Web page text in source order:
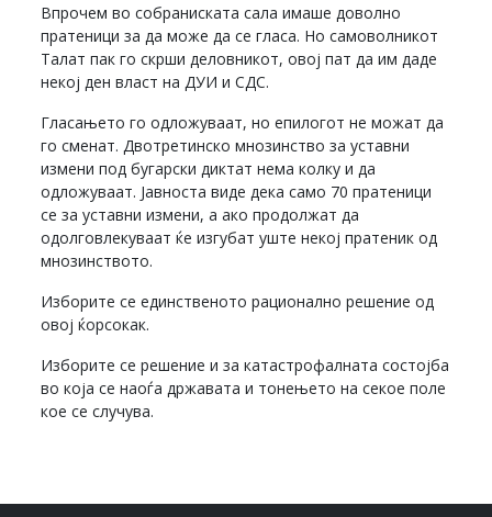
Впрочем во собраниската сала имаше доволно
пратеници за да може да се гласа. Но самоволникот
Талат пак го скрши деловникот, овој пат да им даде
некој ден власт на ДУИ и СДС.
Гласањето го одложуваат, но епилогот не можат да
го сменат. Двотретинско мнозинство за уставни
измени под бугарски диктат нема колку и да
одложуваат. Јавноста виде дека само 70 пратеници
се за уставни измени, а ако продолжат да
одолговлекуваат ќе изгубат уште некој пратеник од
мнозинството.
Изборите се единственото рационално решение од
овој ќорсокак.
Изборите се решение и за катастрофалната состојба
во која се наоѓа државата и тонењето на секое поле
кое се случува.